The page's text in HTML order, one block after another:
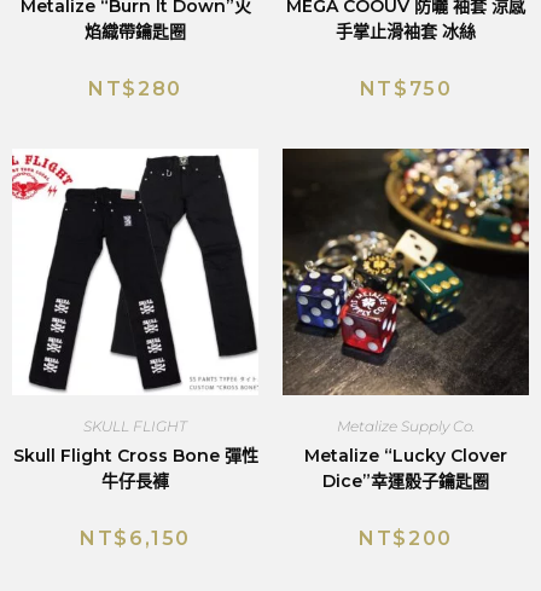
Metalize “Burn It Down”火
焰織帶鑰匙圈
NT$ 280
MEGA COOUV 防曬 袖套 涼感
手掌止滑袖套 冰絲
NT$ 750
SKULL FLIGHT
Skull Flight Cross Bone 彈性
牛仔長褲
NT$ 6,150
Metalize Supply Co.
Metalize “Lucky Clover
Dice”幸運骰子鑰匙圈
NT$ 200